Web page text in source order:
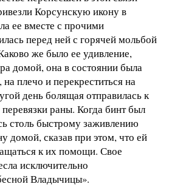
Корсунскую икону в
ее вместе с прочими
перед ней с горячей мольбой
же было ее удивление,
домой, она в состоянии была
плечо и перекреститься на
день болящая отправилась к
раны. Когда бинт был
столь быстрому заживлению
домой, сказав при этом, что ей
к их помощи. Свое
исключительно
Владычицы».